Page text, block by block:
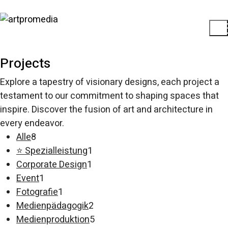
Projects
Explore a tapestry of visionary designs, each project a
testament to our commitment to shaping spaces that
inspire. Discover the fusion of art and architecture in
every endeavor.
Alle8
Artikel
⭐ Spezialleistung1
Corporate Design1
Event1
Artikel
Fotografie1
Artikel
Medienpädagogik2
Artikel
Medienproduktion55